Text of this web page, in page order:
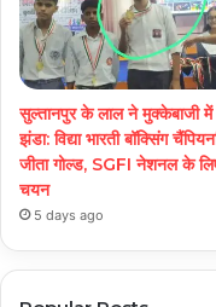
सुल्तानपुर के लाल ने मुक्केबाजी में
झंडा: विद्या भारती बॉक्सिंग
जीता गोल्ड, SGFI नेशनल के
चयन
5 days ago